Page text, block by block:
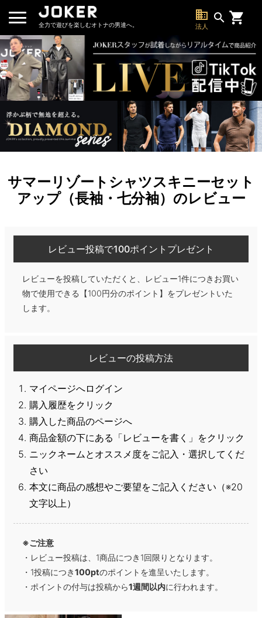
全力で遊びを楽しむオトナの男達へ。
business
法人
search
サマーリゾートシャツスキニーセット
アップ（長袖・七分袖）のレビュー
レビュー投稿で100ポイントプレゼント
レビューを投稿していただくと、レビュー1件につきお買い
物で使用できる【100円分のポイント】をプレゼントいた
します。
レビューの投稿方法
マイページへログイン
購入履歴をクリック
購入した商品のページへ
商品金額の下にある「レビューを書く」をクリック
ニックネームとオススメ度をご記入・選択してくだ
さい
本文に商品の感想やご要望をご記入ください（※20
文字以上）
※ご注意
・レビュー投稿は、1商品につき1回限りとなります。
・1投稿につき100ptのポイントを進呈いたします。
・ポイントの付与は投稿から1週間以内に行われます。